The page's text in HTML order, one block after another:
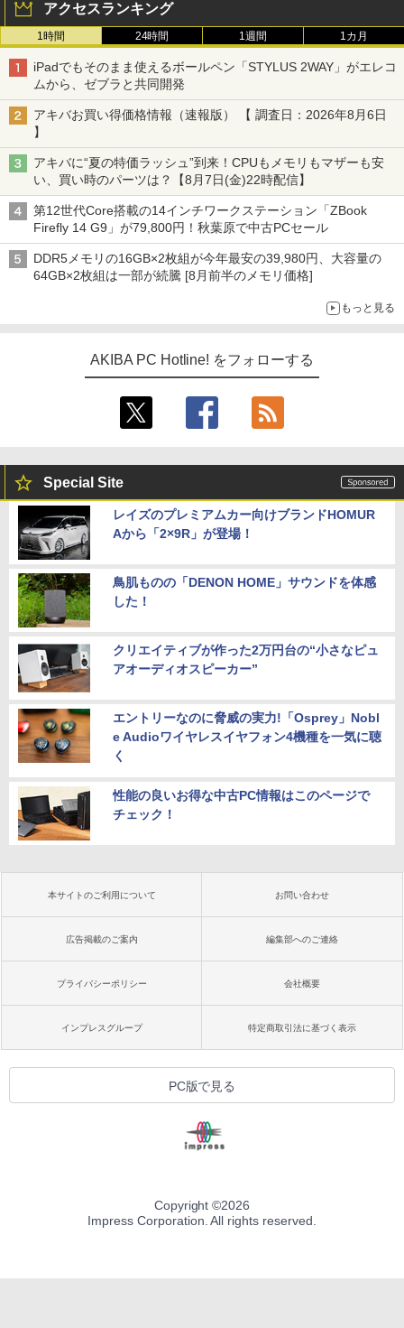
アクセスランキング
1時間 24時間 1週間 1カ月
iPadでもそのまま使えるボールペン「STYLUS 2WAY」がエレコ
ムから、ゼブラと共同開発
アキバお買い得価格情報（速報版） 【 調査日：2026年8月6日
】
アキバに“夏の特価ラッシュ”到来！CPUもメモリもマザーも安
い、買い時のパーツは？【8月7日(金)22時配信】
第12世代Core搭載の14インチワークステーション「ZBook
Firefly 14 G9」が79,800円！秋葉原で中古PCセール
DDR5メモリの16GB×2枚組が今年最安の39,980円、大容量の
64GB×2枚組は一部が続騰 [8月前半のメモリ価格]
もっと見る
AKIBA PC Hotline! をフォローする
Special Site
レイズのプレミアムカー向けブランドHOMUR
Aから「2×9R」が登場！
鳥肌ものの「DENON HOME」サウンドを体感
した！
クリエイティブが作った2万円台の“小さなピュ
アオーディオスピーカー”
エントリーなのに脅威の実力!「Osprey」Nobl
e Audioワイヤレスイヤフォン4機種を一気に聴
く
性能の良いお得な中古PC情報はこのページで
チェック！
本サイトのご利用について お問い合わせ
広告掲載のご案内 編集部へのご連絡
プライバシーポリシー 会社概要
インプレスグループ 特定商取引法に基づく表示
PC版で見る
Copyright ©2026
Impress Corporation. All rights reserved.